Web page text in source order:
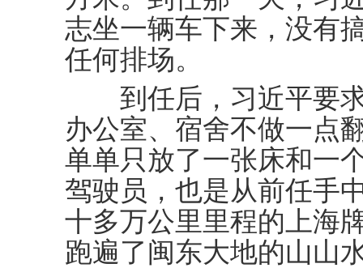
志坐一辆车下来，没有
任何排场。
到任后，习近平要求
办公室、宿舍不做一点
单单只放了一张床和一
驾驶员，也是从前任手
十多万公里里程的上海
跑遍了闽东大地的山山